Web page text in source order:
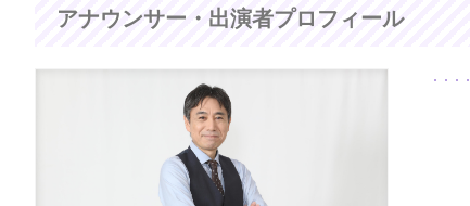
アナウンサー・出演者プロフィール